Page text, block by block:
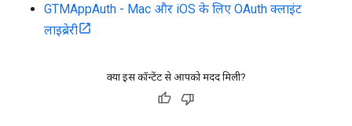
GTMAppAuth - Mac और iOS के लिए OAuth क्लाइंट
लाइब्रेरी
क्या इस कॉन्टेंट से आपको मदद मिली?